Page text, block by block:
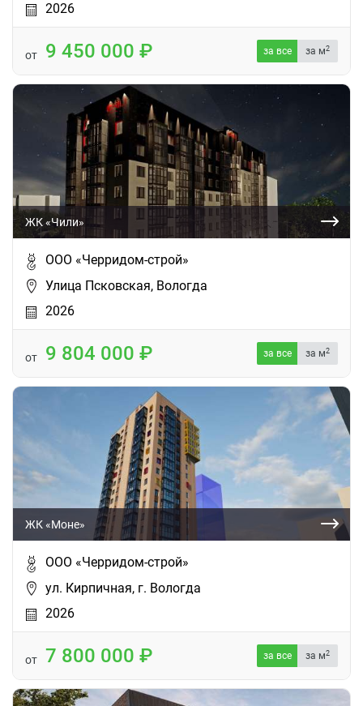
2026
от 9 450 000 за все за м2
ЖК «Чили»
ООО «Черридом-строй»
Улица Псковская, Вологда
2026
от 9 804 000 за все за м2
ЖК «Моне»
ООО «Черридом-строй»
ул. Кирпичная, г. Вологда
2026
от 7 800 000 за все за м2